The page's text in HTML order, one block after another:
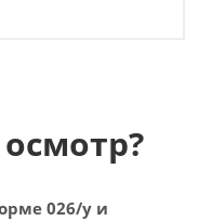
026/у и